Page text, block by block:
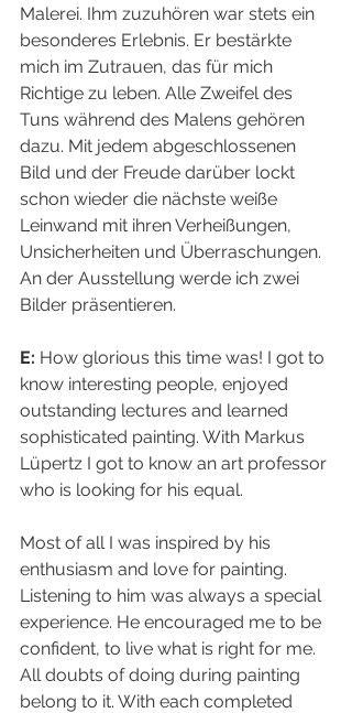
Malerei. Ihm zuzuhören war stets ein
besonderes Erlebnis. Er bestärkte
mich im Zutrauen, das für mich
Richtige zu leben. Alle Zweifel des
Tuns während des Malens gehören
dazu. Mit jedem abgeschlossenen
Bild und der Freude darüber lockt
schon wieder die nächste weiße
Leinwand mit ihren Verheißungen,
Unsicherheiten und Überraschungen.
An der Ausstellung werde ich zwei
Bilder präsentieren.
E: How glorious this time was! I got to
know interesting people, enjoyed
outstanding lectures and learned
sophisticated painting. With Markus
Lüpertz I got to know an art professor
who is looking for his equal.
Most of all I was inspired by his
enthusiasm and love for painting.
Listening to him was always a special
experience. He encouraged me to be
confident, to live what is right for me.
All doubts of doing during painting
belong to it. With each completed